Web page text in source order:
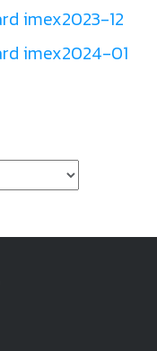
imex2023-12
imex2024-01